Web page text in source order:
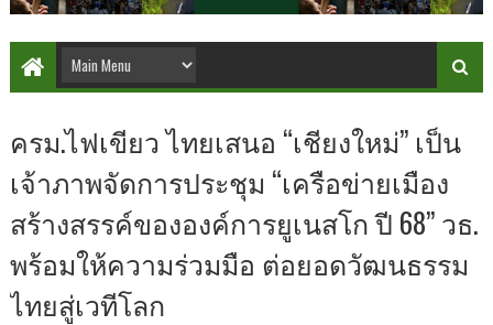
ครม.ไฟเขียว ไทยเสนอ “เชียงใหม่” เป็น
เจ้าภาพจัดการประชุม “เครือข่ายเมือง
สร้างสรรค์ขององค์การยูเนสโก ปี 68” วธ.
พร้อมให้ความร่วมมือ ต่อยอดวัฒนธรรม
ไทยสู่เวทีโลก